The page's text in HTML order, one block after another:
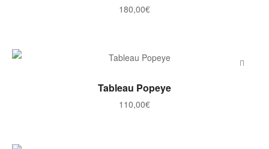
180,00€
AJOUTER AU PANIER
Tableau Popeye
110,00€